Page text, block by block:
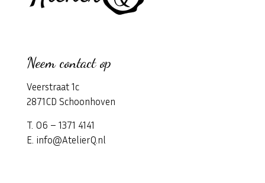
Neem contact op
Veerstraat 1c
2871CD Schoonhoven
T. 06 – 1371 4141
E. info@AtelierQ.nl